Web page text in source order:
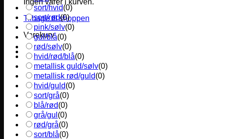
Ingen varer i kurven.
Tilbage til shoppen
Varekurv
sort/hvid(0)
sort/rød(0)
pink/sølv(0)
gul/blå(0)
rød/sølv(0)
hvid/rød/blå(0)
metallisk guld/sølv(0)
metallisk rød/guld(0)
hvid/guld(0)
sort/grå(0)
blå/rød(0)
grå/gul (0)
rød/grå(0)
sort/blå(0)